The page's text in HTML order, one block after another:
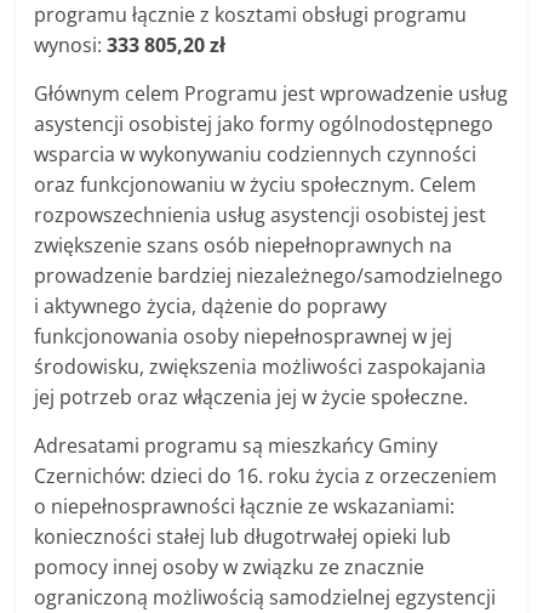
programu łącznie z kosztami obsługi programu
wynosi:333 805,20zł
Głównym celem Programu jest wprowadzenie usług
asystencji osobistej jako formy ogólnodostępnego
wsparcia w wykonywaniu codziennych czynności
oraz funkcjonowaniu w życiu społecznym. Celem
rozpowszechnienia usług asystencji osobistej jest
zwiększenie szans osób niepełnoprawnych na
prowadzenie bardziej niezależnego/samodzielnego
i aktywnego życia, dążenie do poprawy
funkcjonowania osoby niepełnosprawnej w jej
środowisku, zwiększenia możliwości zaspokajania
jej potrzeb oraz włączenia jej w życie społeczne.
Adresatami programu są mieszkańcy Gminy
Czernichów: dzieci do 16. roku życia z orzeczeniem
o niepełnosprawności łącznie ze wskazaniami:
konieczności stałej lub długotrwałej opieki lub
pomocy innej osoby w związku ze znacznie
ograniczoną możliwością samodzielnej egzystencji